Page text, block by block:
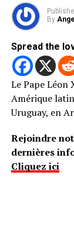
By
Spread the
Le Pape Léon
Amérique
Uruguay, en
Rejoindre
dernières
Cliquez ici